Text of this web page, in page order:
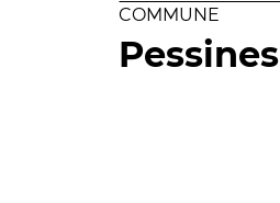
COMMUNE
Pessines